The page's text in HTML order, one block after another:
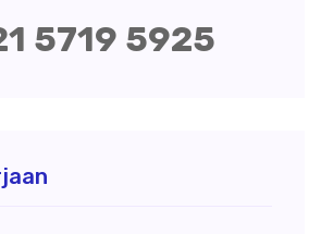
5719 5925